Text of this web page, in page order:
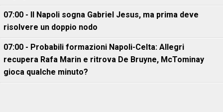
07:00 - Il Napoli sogna Gabriel Jesus, ma prima deve
risolvere un doppio nodo
07:00 - Probabili formazioni Napoli-Celta: Allegri
recupera Rafa Marin e ritrova De Bruyne, McTominay
gioca qualche minuto?